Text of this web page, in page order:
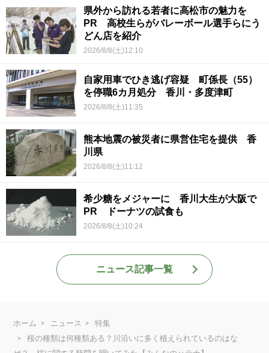
県外から訪れる若者に高松市の魅力を
PR 高校生らがバレーボール選手らにう
どん店を紹介
2026/8/8(土)12:10
自家用車でひき逃げ容疑 町係長（55）
を停職6カ月処分 香川・多度津町
2026/8/8(土)11:35
熊本地震の被災者に県営住宅を提供 香
川県
2026/8/8(土)11:12
希少糖をメジャーに 香川大生が大阪で
PR ドーナツの試食も
2026/8/8(土)10:24
ニュース記事一覧
ホーム ニュース
特集
桜の種類は何種類ある？川沿いに多く植えられているのはな